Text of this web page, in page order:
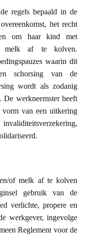
regels bepaald in de
het recht
om haar kind met
melk af te kolven.
waarin dit
schorsing van de
wordt als zodanig
werkneemster heeft
van een uitkering
of melk af te kolven
gebruik van de
verlichte, propere en
werkgever, ingevolge
Reglement voor de